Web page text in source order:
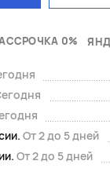
0%
От 2 до 5 дней
От 2 до 5 дней